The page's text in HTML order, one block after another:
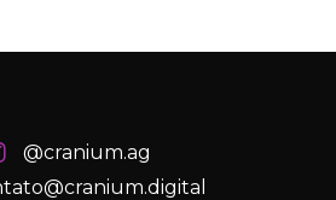
@cranium.ag